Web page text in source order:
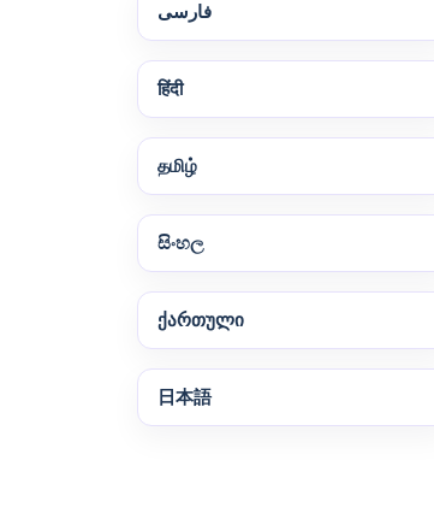
فارسی
हिंदी
தமிழ்
සිංහල
ქართული
日本語